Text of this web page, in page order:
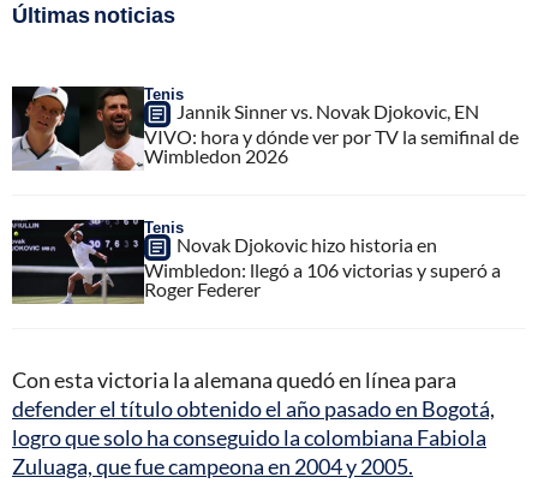
Últimas noticias
Tenis
Jannik Sinner vs. Novak Djokovic, EN
VIVO: hora y dónde ver por TV la semifinal de
Wimbledon 2026
Tenis
Novak Djokovic hizo historia en
Wimbledon: llegó a 106 victorias y superó a
Roger Federer
Con esta victoria la alemana quedó en línea para
defender el título obtenido el año pasado en Bogotá,
logro que solo ha conseguido la colombiana Fabiola
Zuluaga, que fue campeona en 2004 y 2005.